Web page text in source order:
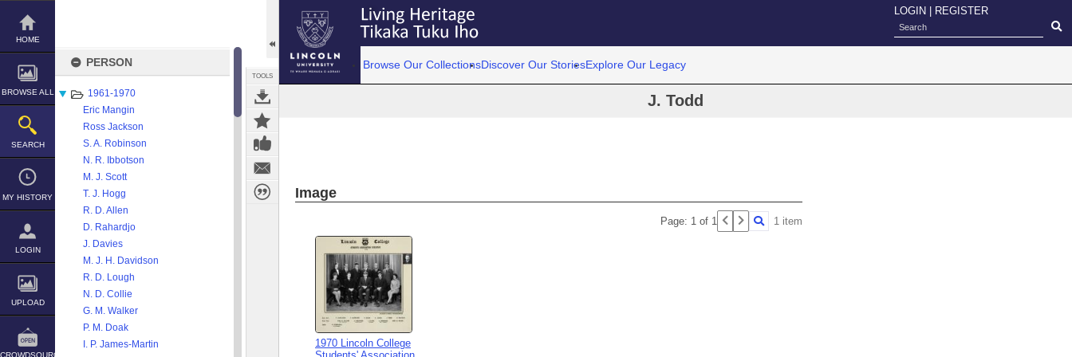
Skip
content
HOME
BROWSE ALL
SEARCH
MY HISTORY
LOGIN
UPLOAD
CROWDSOURCE
PERSON
1961-1970
Eric Mangin
Ross Jackson
S. A. Robinson
N. R. Ibbotson
M. J. Scott
T. J. Hogg
R. D. Allen
D. Rahardjo
J. Davies
M. J. H. Davidson
R. D. Lough
N. D. Collie
G. M. Walker
P. M. Doak
I. P. James-Martin
TOOLS
LOGIN REGISTER
Browse Our CollectionsDiscover Our StoriesExplore Our Legacy
J. Todd
Image
Page: 1 of 1 1 item
1970 Lincoln College